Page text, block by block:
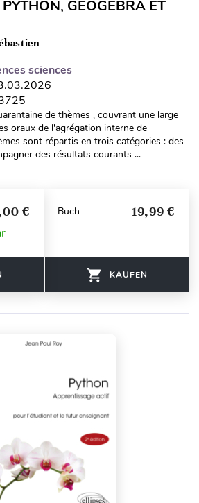
GEOGEBRA ET
sciences
de thèmes , couvrant une large
oraux de l'agrégation interne de
sont répartis en trois catégories : des
des résultats courants ...
€ Buch 19,99 €
KAUFEN